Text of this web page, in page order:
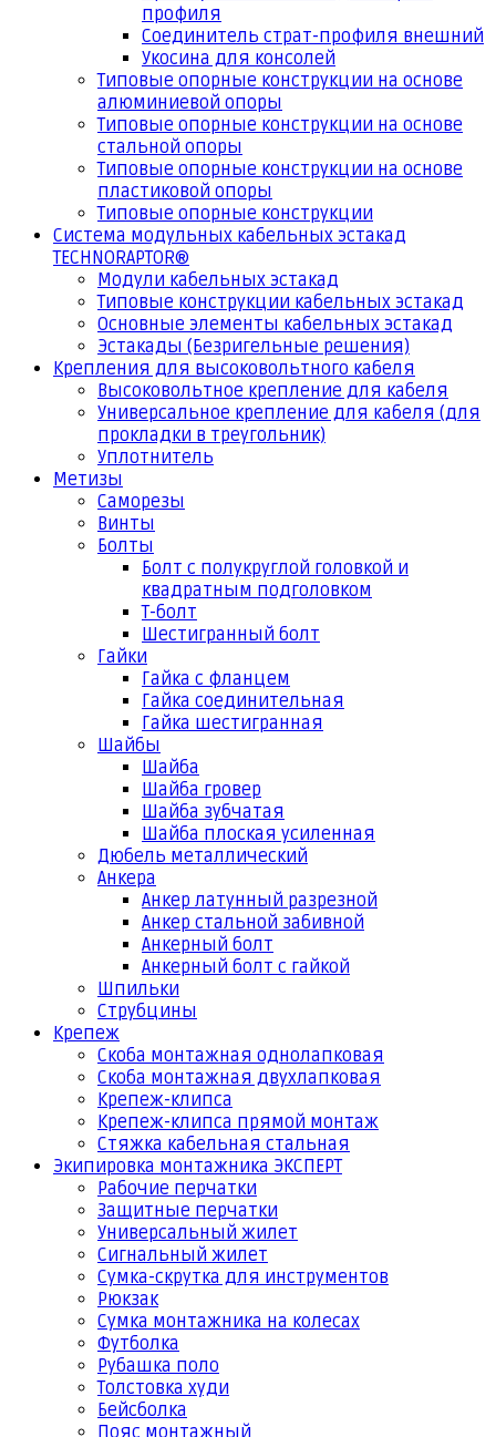
профиля
Соединитель страт-профиля внешний
Укосина для консолей
Типовые опорные конструкции на основе
алюминиевой опоры
Типовые опорные конструкции на основе
стальной опоры
Типовые опорные конструкции на основе
пластиковой опоры
Типовые опорные конструкции
Система модульных кабельных эстакад
TECHNORAPTOR®
Модули кабельных эстакад
Типовые конструкции кабельных эстакад
Основные элементы кабельных эстакад
Эстакады (Безригельные решения)
Крепления для высоковольтного кабеля
Высоковольтное крепление для кабеля
Универсальное крепление для кабеля (для
прокладки в треугольник)
Уплотнитель
Метизы
Саморезы
Винты
Болты
Болт с полукруглой головкой и
квадратным подголовком
Т-болт
Шестигранный болт
Гайки
Гайка с фланцем
Гайка соединительная
Гайка шестигранная
Шайбы
Шайба
Шайба гровер
Шайба зубчатая
Шайба плоская усиленная
Дюбель металлический
Анкера
Анкер латунный разрезной
Анкер стальной забивной
Анкерный болт
Анкерный болт с гайкой
Шпильки
Струбцины
Крепеж
Скоба монтажная однолапковая
Скоба монтажная двухлапковая
Крепеж-клипса
Крепеж-клипса прямой монтаж
Стяжка кабельная стальная
Экипировка монтажника ЭКСПЕРТ
Рабочие перчатки
Защитные перчатки
Универсальный жилет
Сигнальный жилет
Сумка-скрутка для инструментов
Рюкзак
Сумка монтажника на колесах
Футболка
Рубашка поло
Толстовка худи
Бейсболка
Пояс монтажный